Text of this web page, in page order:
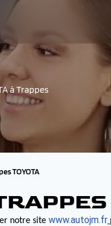
à Trappes
TOYOTA
notre site www.autojm.fr